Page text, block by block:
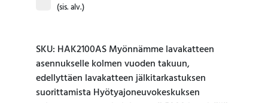
(sis. alv.)
SKU: HAK2100AS Myönnämme lavakatteen
asennukselle kolmen vuoden takuun,
edellyttäen lavakatteen jälkitarkastuksen
suorittamista Hyötyajoneuvokeskuksen